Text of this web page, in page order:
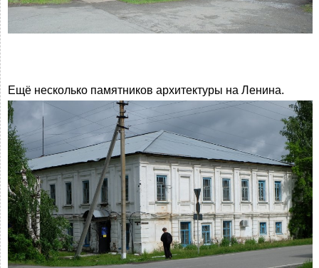
Ещё несколько памятников архитектуры на Ленина.